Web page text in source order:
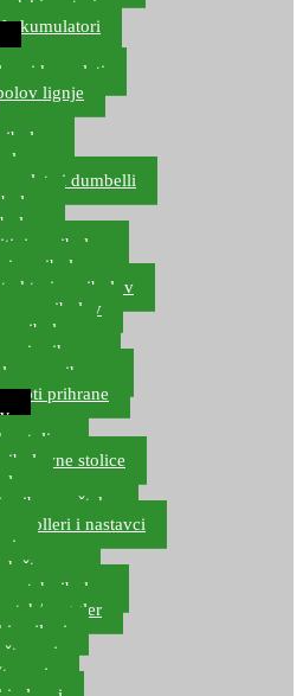
motori
akumulatori
kompleti
lignje
pelete i dumbelli
za ribolov
za ribolov
za ribolov
za ribolov
ribolov
i prihranu
prihranu
prihrane
stolice
stolice
za šteku
rolleri i nastavci
štapove
ribolov
waggler
najloni
štapovi